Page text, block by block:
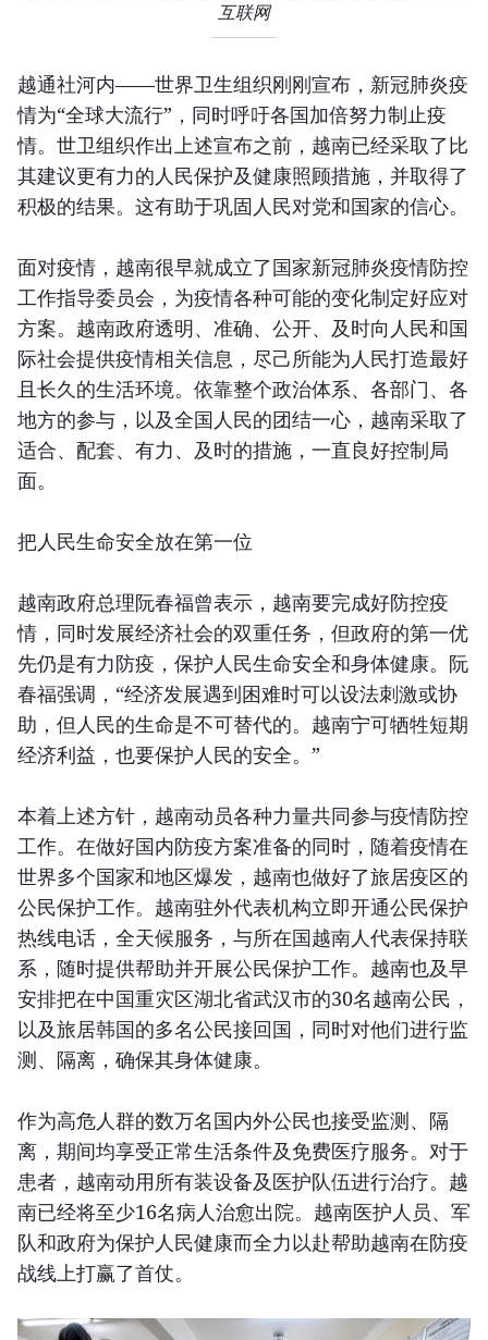
互联网
越通社河内——世界卫生组织刚刚宣布，新冠肺炎疫
情为“全球大流行”，同时呼吁各国加倍努力制止疫
情。世卫组织作出上述宣布之前，越南已经采取了比
其建议更有力的人民保护及健康照顾措施，并取得了
积极的结果。这有助于巩固人民对党和国家的信心。
面对疫情，越南很早就成立了国家新冠肺炎疫情防控
工作指导委员会，为疫情各种可能的变化制定好应对
方案。越南政府透明、准确、公开、及时向人民和国
际社会提供疫情相关信息，尽己所能为人民打造最好
且长久的生活环境。依靠整个政治体系、各部门、各
地方的参与，以及全国人民的团结一心，越南采取了
适合、配套、有力、及时的措施，一直良好控制局
面。
把人民生命安全放在第一位
越南政府总理阮春福曾表示，越南要完成好防控疫
情，同时发展经济社会的双重任务，但政府的第一优
先仍是有力防疫，保护人民生命安全和身体健康。阮
春福强调，“经济发展遇到困难时可以设法刺激或协
助，但人民的生命是不可替代的。越南宁可牺牲短期
经济利益，也要保护人民的安全。”
本着上述方针，越南动员各种力量共同参与疫情防控
工作。在做好国内防疫方案准备的同时，随着疫情在
世界多个国家和地区爆发，越南也做好了旅居疫区的
公民保护工作。越南驻外代表机构立即开通公民保护
热线电话，全天候服务，与所在国越南人代表保持联
系，随时提供帮助并开展公民保护工作。越南也及早
安排把在中国重灾区湖北省武汉市的30名越南公民，
以及旅居韩国的多名公民接回国，同时对他们进行监
测、隔离，确保其身体健康。
作为高危人群的数万名国内外公民也接受监测、隔
离，期间均享受正常生活条件及免费医疗服务。对于
患者，越南动用所有装设备及医护队伍进行治疗。越
南已经将至少16名病人治愈出院。越南医护人员、军
队和政府为保护人民健康而全力以赴帮助越南在防疫
战线上打赢了首仗。